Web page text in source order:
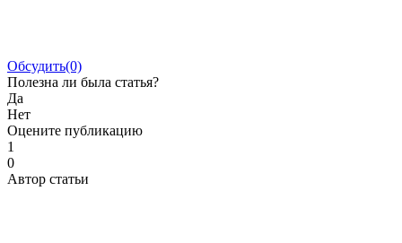
Обсудить(0)
Полезна ли была статья?
Да
Нет
Оцените публикацию
1
0
Автор статьи